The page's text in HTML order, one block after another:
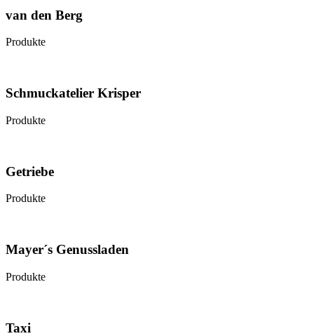
van den Berg
Produkte
Schmuckatelier Krisper
Produkte
Getriebe
Produkte
Mayer´s Genussladen
Produkte
Taxi